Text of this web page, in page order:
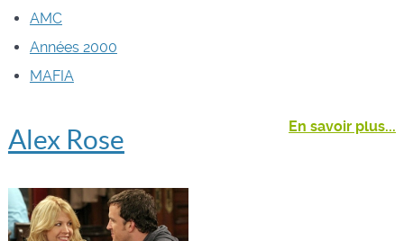
AMC
Années 2000
MAFIA
En savoir plus...
Alex Rose